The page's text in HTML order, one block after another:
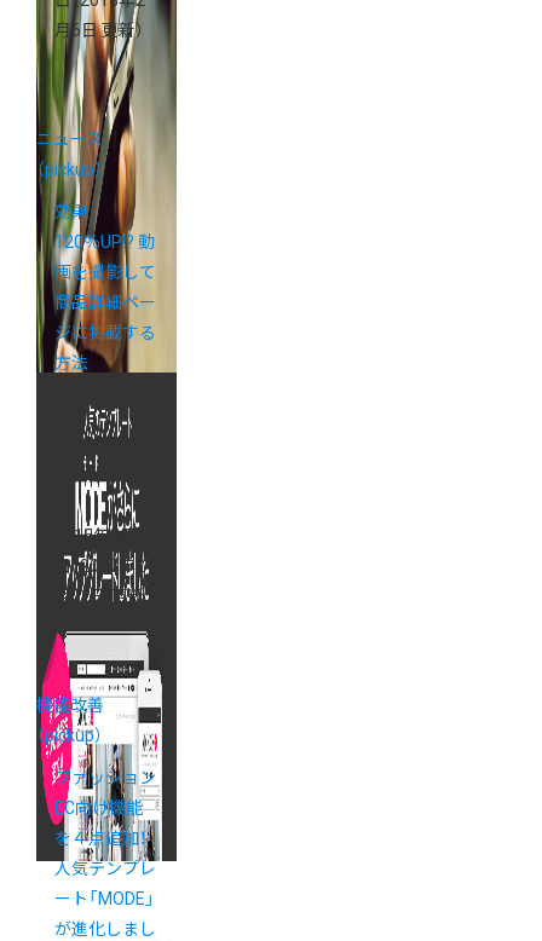
月6日 更新）
ニュース
（pickup）
効果
120％UP!? 動
画を撮影して
商品詳細ペー
ジに掲載する
方法
2015年1月13
日（2017年2
月22日 更新）
機能改善
（pickup）
ファッション
EC向け機能
を４点追加！
人気テンプレ
ート「MODE」
が進化しまし